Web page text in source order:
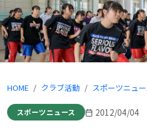
HOME クラブ活動 スポーツニュー
スポーツニュース 2012/04/04